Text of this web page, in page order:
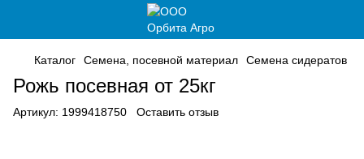
Каталог Семена, посевной материал Семена сидератов
Рожь посевная от 25кг
Артикул: 1999418750 Оставить отзыв